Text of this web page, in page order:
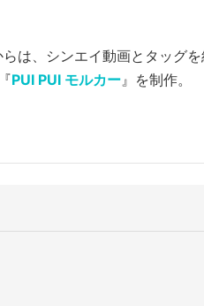
は、シンエイ動画とタッグ
PUI PUI モルカー』を制作。